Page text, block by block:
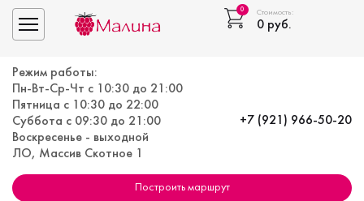
Toggle navigation
0 Стоимость:
0 руб.
+7 (921) 966-50-20
Построить маршрут
Режим работы:
Пн-Вт-Ср-Чт с 10:30 до 21:00
Пятница с 10:30 до 22:00
Суббота с 09:30 до 21:00
Воскресенье - выходной
ЛО, Массив Скотное 1